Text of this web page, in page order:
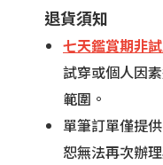
退貨須知
七天鑑賞期非
試穿或個人因
範圍。
單筆訂單僅提
恕無法再次辦